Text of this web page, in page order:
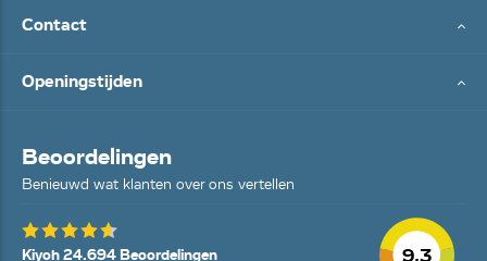
Contact
Openingstijden
Beoordelingen
Benieuwd wat klanten over ons vertellen
9,3
Kiyoh 24.694 Beoordelingen